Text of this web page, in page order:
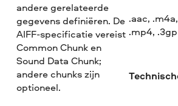
andere gerelateerde
gegevens definiëren. De
AIFF-specificatie vereist
Common Chunk en
Sound Data Chunk;
andere chunks zijn
optioneel.
.aac,
.mp4, .3gp